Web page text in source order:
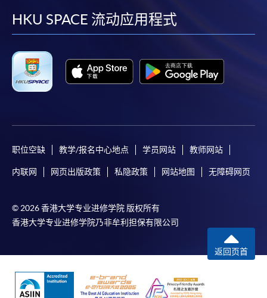
facebook
youtube
linkedin
HKU SPACE 流动应用程式
职位空缺 教学/报名中心地点 学员网站 教师网站
内联网 网页出版政策 私隐政策 网站地图 无障碍网页
© 2026 香港大学专业进修学院 版权所有
香港大学专业进修学院乃非牟利担保有限公司
返回页首